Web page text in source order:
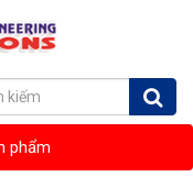
phẩm